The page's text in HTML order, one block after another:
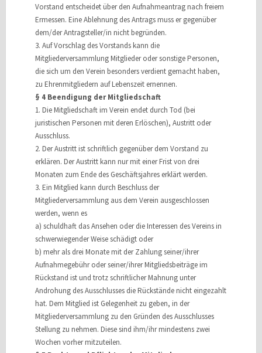
Vorstand entscheidet über den Aufnahmeantrag nach freiem
Ermessen. Eine Ablehnung des Antrags muss er gegenüber
dem/der Antragsteller/in nicht begründen.
3. Auf Vorschlag des Vorstands kann die
Mitgliederversammlung Mitglieder oder sonstige Personen,
die sich um den Verein besonders verdient gemacht haben,
zu Ehrenmitgliedern auf Lebenszeit ernennen.
§ 4 Beendigung der Mitgliedschaft
1. Die Mitgliedschaft im Verein endet durch Tod (bei
juristischen Personen mit deren Erlöschen), Austritt oder
Ausschluss.
2. Der Austritt ist schriftlich gegenüber dem Vorstand zu
erklären. Der Austritt kann nur mit einer Frist von drei
Monaten zum Ende des Geschäftsjahres erklärt werden.
3. Ein Mitglied kann durch Beschluss der
Mitgliederversammlung aus dem Verein ausgeschlossen
werden, wenn es
a) schuldhaft das Ansehen oder die Interessen des Vereins in
schwerwiegender Weise schädigt oder
b) mehr als drei Monate mit der Zahlung seiner/ihrer
Aufnahmegebühr oder seiner/ihrer Mitgliedsbeiträge im
Rückstand ist und trotz schriftlicher Mahnung unter
Androhung des Ausschlusses die Rückstände nicht eingezahlt
hat. Dem Mitglied ist Gelegenheit zu geben, in der
Mitgliederversammlung zu den Gründen des Ausschlusses
Stellung zu nehmen. Diese sind ihm/ihr mindestens zwei
Wochen vorher mitzuteilen.